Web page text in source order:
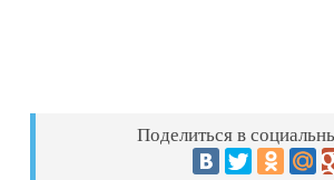
Поделиться в